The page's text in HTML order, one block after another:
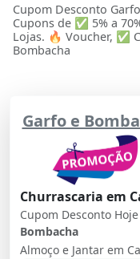
Cupom Desconto
Cupons de ✅ 5% a
Lojas. 🔥 Voucher, ✅
Bombacha
Garfo e
Churrascaria em
Cupom Desconto
Bombacha
Almoço e Jantar em